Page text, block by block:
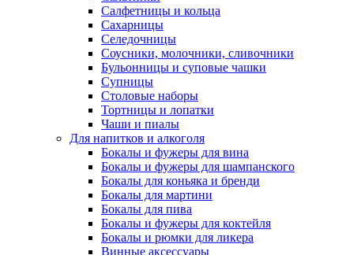
Салфетницы и кольца
Сахарницы
Селедочницы
Соусники, молочники, сливочники
Бульонницы и суповые чашки
Супницы
Столовые наборы
Тортницы и лопатки
Чаши и пиалы
Для напитков и алкоголя
Бокалы и фужеры для вина
Бокалы и фужеры для шампанского
Бокалы для коньяка и бренди
Бокалы для мартини
Бокалы для пива
Бокалы и фужеры для коктейля
Бокалы и рюмки для ликера
Винные аксессуары